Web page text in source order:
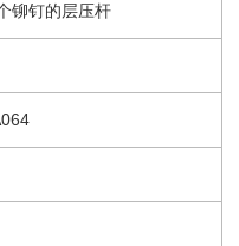
铆钉的层压杆